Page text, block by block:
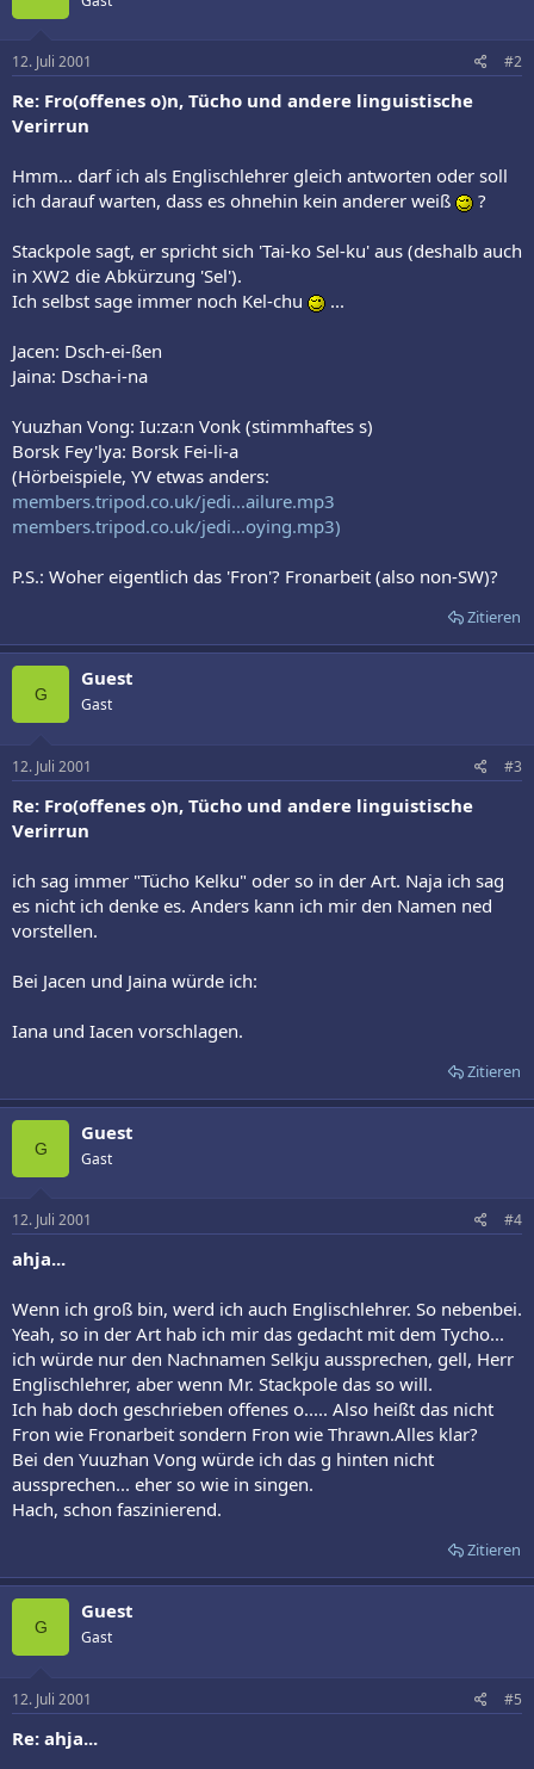
12. Juli 2001 #2
Re: Fro(offenes o)n, Tücho und andere linguistische
Verirrun
Hmm... darf ich als Englischlehrer gleich antworten oder soll
ich darauf warten, dass es ohnehin kein anderer weiß
?
Stackpole sagt, er spricht sich 'Tai-ko Sel-ku' aus (deshalb auch
in XW2 die Abkürzung 'Sel').
Ich selbst sage immer noch Kel-chu
...
Jacen: Dsch-ei-ßen
Jaina: Dscha-i-na
Yuuzhan Vong: Iu:za:n Vonk (stimmhaftes s)
Borsk Fey'lya: Borsk Fei-li-a
(Hörbeispiele, YV etwas anders:
members.tripod.co.uk/jedi...ailure.mp3
members.tripod.co.uk/jedi...oying.mp3)
P.S.: Woher eigentlich das 'Fron'? Fronarbeit (also non-SW)?
Zitieren
G
Guest
Gast
12. Juli 2001 #3
Re: Fro(offenes o)n, Tücho und andere linguistische
Verirrun
ich sag immer "Tücho Kelku" oder so in der Art. Naja ich sag
es nicht ich denke es. Anders kann ich mir den Namen ned
vorstellen.
Bei Jacen und Jaina würde ich:
Iana und Iacen vorschlagen.
Zitieren
G
Guest
Gast
12. Juli 2001 #4
ahja...
Wenn ich groß bin, werd ich auch Englischlehrer. So nebenbei.
Yeah, so in der Art hab ich mir das gedacht mit dem Tycho...
ich würde nur den Nachnamen Selkju aussprechen, gell, Herr
Englischlehrer, aber wenn Mr. Stackpole das so will.
Ich hab doch geschrieben offenes o..... Also heißt das nicht
Fron wie Fronarbeit sondern Fron wie Thrawn.Alles klar?
Bei den Yuuzhan Vong würde ich das g hinten nicht
aussprechen... eher so wie in singen.
Hach, schon faszinierend.
Zitieren
G
Guest
Gast
12. Juli 2001 #5
Re: ahja...